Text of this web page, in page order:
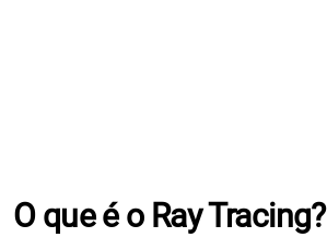
O que é o Ray Tracing?